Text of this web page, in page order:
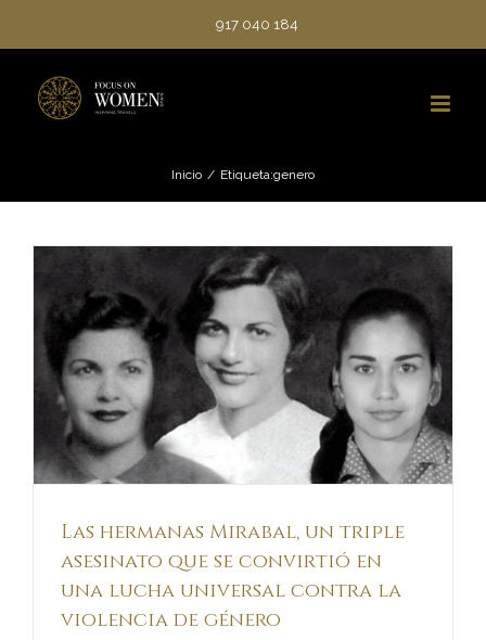
917 040 184
Inicio / Etiqueta:genero
Las hermanas Mirabal, un triple
asesinato que se convirtió en
una lucha universal contra la
violencia de género